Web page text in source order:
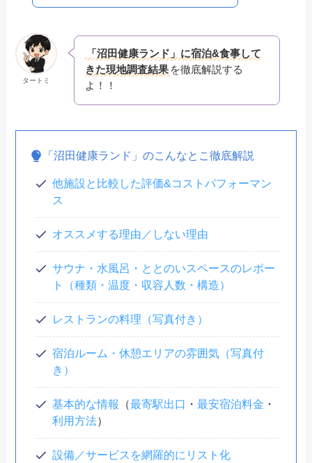
タートミ
「沼田健康ランド」に宿泊&食事して
きた現地調査結果 を徹底解説する
よ！！
「沼田健康ランド」のこんなとこ徹底解説
他施設と比較した評価&コストパフォーマン
ス
オススメする理由／しない理由
サウナ・ 水風呂・ととのいスペースのレポー
ト（種類・温度・収容人数・構造）
レストランの料理（写真付き）
宿泊ルーム・休憩エリアの雰囲気（写真付
き）
基本的な情報 （最寄駅出口 ・最安宿泊料金 ・
利用方法）
設備／サービスを網羅的にリスト化